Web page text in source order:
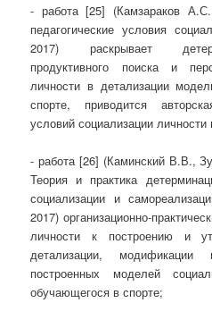
- работа [25] (Камзараков
педагогические условия
2017) раскрывает
продуктивного поиска и
личности в детализации
спорте, приводится
условий социализации личности
- работа [26] (Каминский В.В.,
Теория и практика
социализации и
2017) организационно-
личности к построению и
детализации, модификации
построенных моделей
обучающегося в спорте;